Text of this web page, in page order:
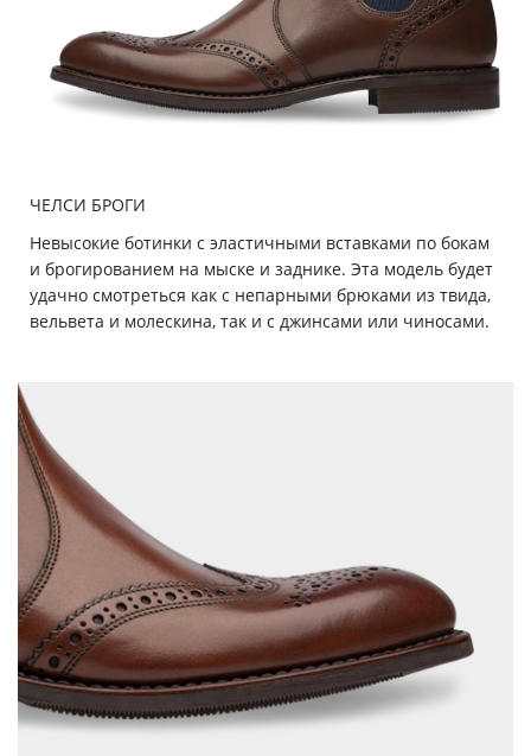
ЧЕЛСИ БРОГИ
Невысокие ботинки с эластичными вставками по бокам
и брогированием на мыске и заднике. Эта модель будет
удачно смотреться как с непарными брюками из твида,
вельвета и молескина, так и с джинсами или чиносами.